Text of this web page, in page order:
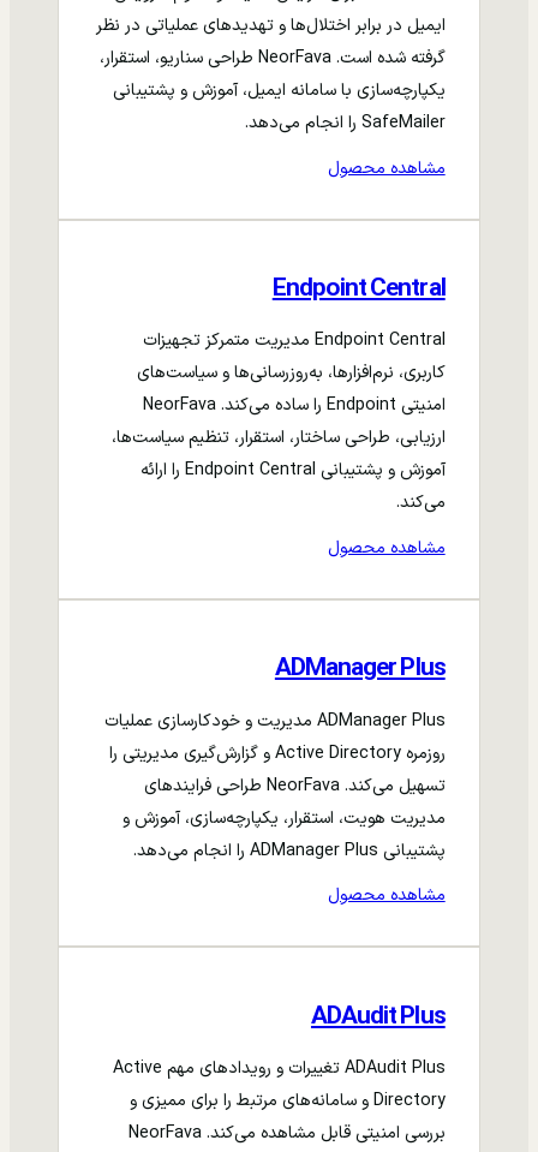
ایمیل در برابر اختلال‌ها و تهدیدهای عملیاتی در نظر
گرفته شده است. NeorFava طراحی سناریو، استقرار،
یکپارچه‌سازی با سامانه ایمیل، آموزش و پشتیبانی
SafeMailer را انجام می‌دهد.
مشاهده محصول
Endpoint Central
Endpoint Central مدیریت متمرکز تجهیزات
کاربری، نرم‌افزارها، به‌روزرسانی‌ها و سیاست‌های
امنیتی Endpoint را ساده می‌کند. NeorFava
ارزیابی، طراحی ساختار، استقرار، تنظیم سیاست‌ها،
آموزش و پشتیبانی Endpoint Central را ارائه
می‌کند.
مشاهده محصول
ADManager Plus
ADManager Plus مدیریت و خودکارسازی عملیات
روزمره Active Directory و گزارش‌گیری مدیریتی را
تسهیل می‌کند. NeorFava طراحی فرایندهای
مدیریت هویت، استقرار، یکپارچه‌سازی، آموزش و
پشتیبانی ADManager Plus را انجام می‌دهد.
مشاهده محصول
ADAudit Plus
ADAudit Plus تغییرات و رویدادهای مهم Active
Directory و سامانه‌های مرتبط را برای ممیزی و
بررسی امنیتی قابل مشاهده می‌کند. NeorFava